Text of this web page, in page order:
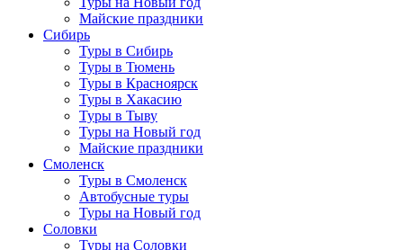
Майские праздники
Сибирь
Туры в Сибирь
Туры в Тюмень
Туры в Красноярск
Туры в Хакасию
Туры в Тыву
Туры на Новый год
Майские праздники
Смоленск
Туры в Смоленск
Автобусные туры
Туры на Новый год
Соловки
Туры на Соловки